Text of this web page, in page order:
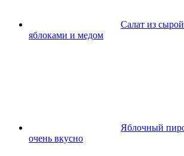
Салат из
яблоками и медом
Яблочный
очень вкусно